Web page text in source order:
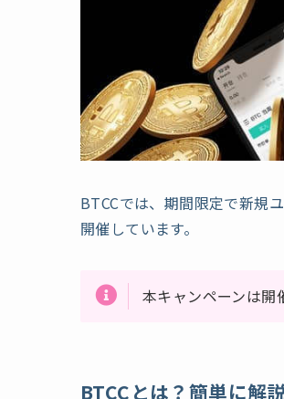
BTCCでは、期間限定で新規
開催しています。
本キャンペーンは開
BTCCとは？簡単に解